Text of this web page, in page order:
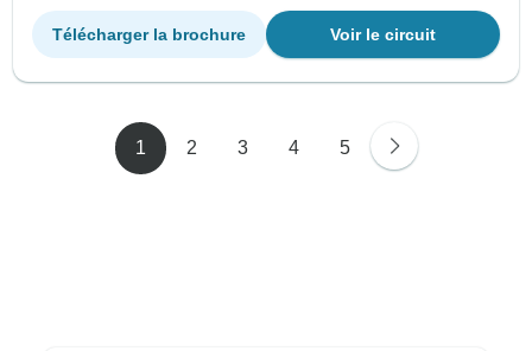
Voir le circuit
Télécharger la brochure
1 2 3 4 5